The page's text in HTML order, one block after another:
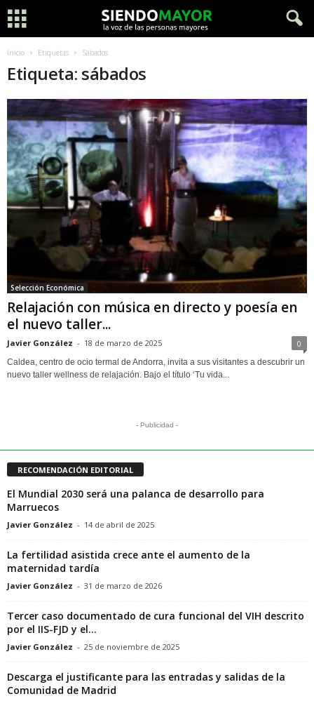
Inicio Etiquetas Sábados
Etiqueta: sábados
Selección Económica
Relajación con música en directo y poesía en
el nuevo taller...
Javier González - 18 de marzo de 2025 0
Caldea, centro de ocio termal de Andorra, invita a sus visitantes a descubrir un
nuevo taller wellness de relajación. Bajo el título ‘Tu vida...
- Publicidad -
RECOMENDACIÓN EDITORIAL
El Mundial 2030 será una palanca de desarrollo para
Marruecos
Javier González - 14 de abril de 2025
La fertilidad asistida crece ante el aumento de la
maternidad tardía
Javier González - 31 de marzo de 2026
Tercer caso documentado de cura funcional del VIH descrito
por el IIS-FJD y el...
Javier González - 25 de noviembre de 2025
Descarga el justificante para las entradas y salidas de la
Comunidad de Madrid